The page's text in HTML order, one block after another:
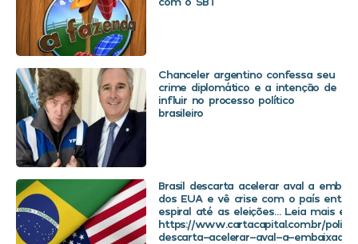
Chanceler argentino confessa seu
crime diplomático e a intenção de
influir no processo político
brasileiro
Brasil descarta acelerar aval a
dos EUA e vê crise com o país
espiral até as eleições… Leia mais em
https://www.cartacapital.com.br/
descarta-acelerar-aval-a-